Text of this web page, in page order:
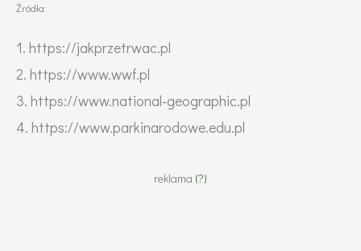
Źródła:
1. https://jakprzetrwac.pl
2. https://www.wwf.pl
3. https://www.national-geographic.pl
4. https://www.parkinarodowe.edu.pl
reklama (?)